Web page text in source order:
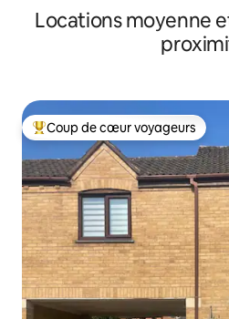
Locations moyenne
Coups de cœur voyageurs les
Coup de cœur voyageurs